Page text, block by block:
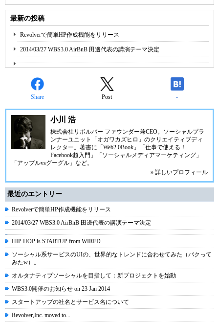
最新の投稿
Revolverで簡単HP作成機能をリリース
2014/03/27 WBS3.0 AirBnB 田邊代表の講演テーマ決定
Share Post -
小川 浩
株式会社リボルバー ファウンダー兼CEO。ソーシャルプラ
ンナーユニット「オガワカズヒロ」のクリエイティブディ
レクター。著書に「Web2.0Book」「仕事で使える！
Facebook超入門」「ソーシャルメディアマーケティング」
「アップルvsグーグル」など。
» 詳しいプロフィール
最近のエントリー
Revolverで簡単HP作成機能をリリース
2014/03/27 WBS3.0 AirBnB 田邊代表の講演テーマ決定
HIP HOP is STARTUP from WIRED
ソーシャル系サービスのUIの、世界的なトレンドに合わせてみた（パクって
みたw）。
オルタナティブソーシャルを目指して：新プロジェクトを始動
WBS3.0開催のお知らせ on 23 Jan 2014
スタートアップの社名とサービス名について
Revolver,Inc. moved to...